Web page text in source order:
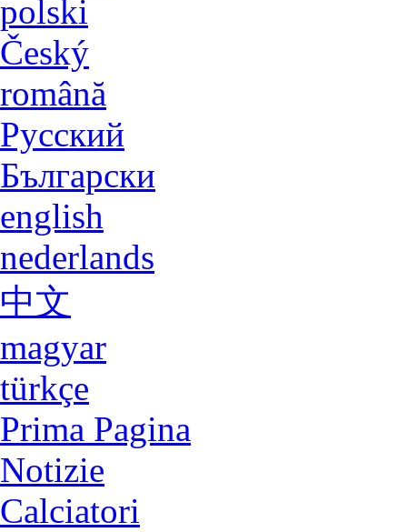
Lingua
deutsch
english
español
italiano
français
polski
Český
română
Русский
Български
english
nederlands